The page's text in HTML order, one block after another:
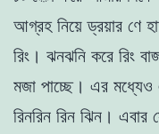
আগ্রহ নিয়ে ড্রয়ার ণে
রিং। ঝনঝনি করে রিং
মজা পাচ্ছে। এর মধ্যেও
রিনরিন রিন ঝিন। এবার